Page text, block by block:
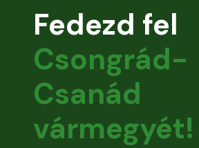
Fedezd fel
Csongrád-
Csanád
vármegyét!